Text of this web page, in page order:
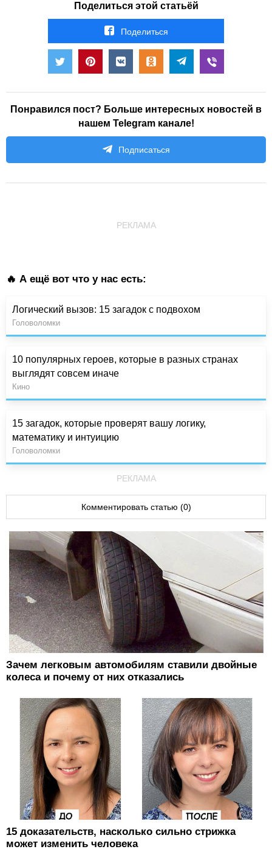
Поделиться этой статьёй
Поделиться
Понравился пост? Больше интересных новостей в
нашем Telegram канале!
Подписаться
РЕКЛАМА
🔥 А ещё вот что у нас есть:
Логический вызов: 15 загадок с подвохом
Головоломки
10 популярных героев, которые в разных странах
выглядят совсем иначе
Кино
15 загадок, которые проверят вашу логику,
математику и интуицию
Головоломки
РЕКЛАМА
Комментировать статью (0)
Зачем легковым автомобилям ставили двойные
колеса и почему от них отказались
15 доказательств, насколько сильно стрижка
может изменить человека